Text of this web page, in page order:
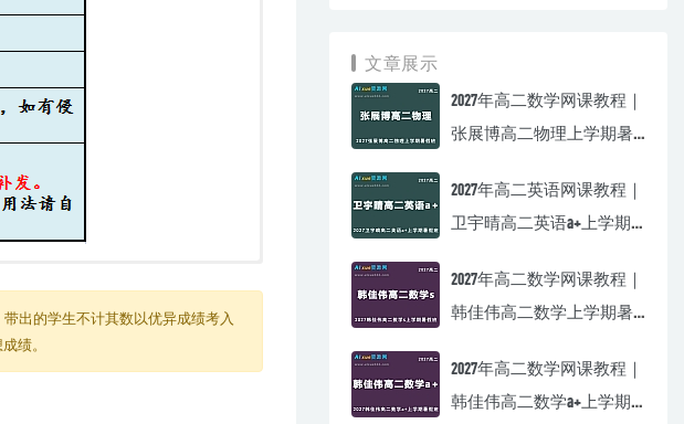
出的学生不计其数以优异成绩考入
绩。
文章展示
2027年高二数学网课教程｜
张展博高二物理上学期暑
2027年高二英语网课教程｜
卫宇晴高二英语a+上学期
2027年高二数学网课教程｜
韩佳伟高二数学上学期暑
2027年高二数学网课教程｜
韩佳伟高二数学a+上学期